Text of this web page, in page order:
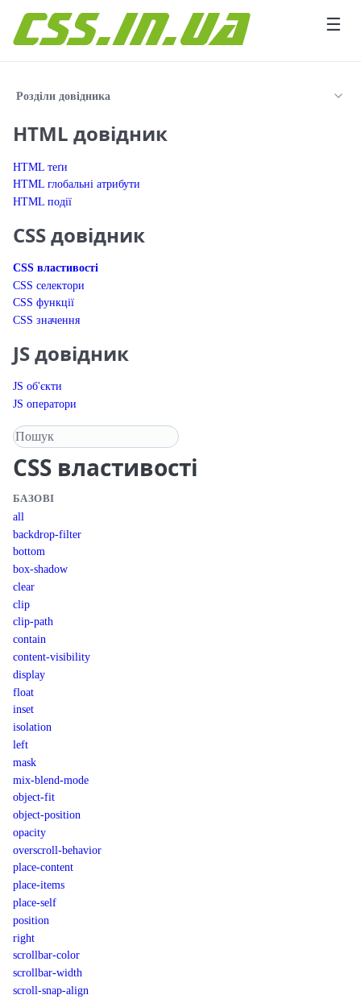
☰
Розділи довідника
HTML довідник
HTML теґи
HTML глобальні атрибути
HTML події
CSS довідник
CSS властивості
CSS селектори
CSS функції
CSS значення
JS довідник
JS об'єкти
JS оператори
Пошук у довіднику
CSS властивості
БАЗОВІ
all
backdrop-filter
bottom
box-shadow
clear
clip
clip-path
contain
content-visibility
display
float
inset
isolation
left
mask
mix-blend-mode
object-fit
object-position
opacity
overscroll-behavior
place-content
place-items
place-self
position
right
scrollbar-color
scrollbar-width
scroll-snap-align